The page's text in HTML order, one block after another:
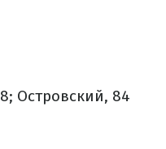
Островский, 84